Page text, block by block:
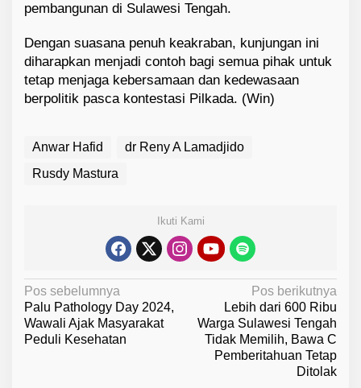
pembangunan di Sulawesi Tengah.
Dengan suasana penuh keakraban, kunjungan ini
diharapkan menjadi contoh bagi semua pihak untuk
tetap menjaga kebersamaan dan kedewasaan
berpolitik pasca kontestasi Pilkada. (Win)
Anwar Hafid
dr Reny A Lamadjido
Rusdy Mastura
Ikuti Kami
N
a
v
Pos sebelumnya
Palu Pathology Day 2024,
Wawali Ajak Masyarakat
Peduli Kesehatan
Pos berikutnya
Lebih dari 600 Ribu
Warga Sulawesi Tengah
Tidak Memilih, Bawa C
Pemberitahuan Tetap
Ditolak